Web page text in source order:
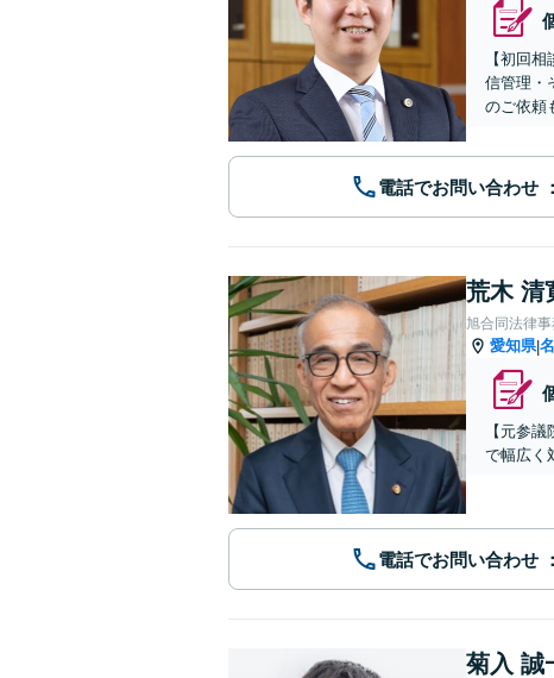
【初回
信管理・
のご依頼
電話でお問い合わせ
荒木 清
旭合同法律
愛知県|
【元参
で幅広く
電話でお問い合わせ
菊入 誠